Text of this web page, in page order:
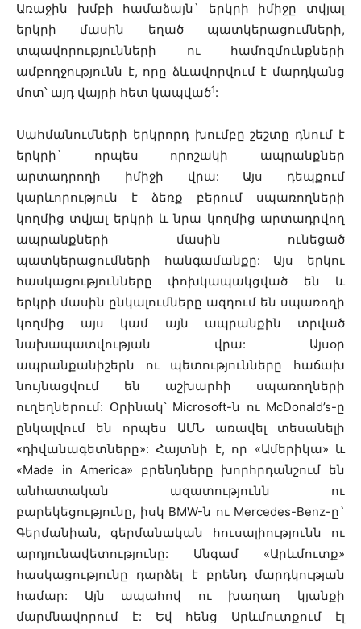
Առաջին խմբի համաձայն` երկրի իմիջը տվյալ
երկրի մասին եղած պատկերացումների,
տպավորությունների ու համոզմունքների
ամբողջությունն է, որը ձևավորվում է մարդկանց
մոտ՝ այդ վայրի հետ կապված1:
Սահմանումների երկրորդ խումբը շեշտը դնում է
երկրի` որպես որոշակի ապրանքներ
արտադրողի իմիջի վրա: Այս դեպքում
կարևորություն է ձեռք բերում սպառողների
կողմից տվյալ երկրի և նրա կողմից արտադրվող
ապրանքների մասին ունեցած
պատկերացումների հանգամանքը: Այս երկու
հասկացությունները փոխկապակցված են և
երկրի մասին ընկալումները ազդում են սպառողի
կողմից այս կամ այն ապրանքին տրված
նախապատվության վրա: Այսօր
ապրանքանիշերն ու պետությունները հաճախ
նույնացվում են աշխարհի սպառողների
ուղեղներում: Օրինակ՝ Microsoft-ն ու McDonald’s-ը
ընկալվում են որպես ԱՄՆ առավել տեսանելի
«դիվանագետները»: Հայտնի է, որ «Ամերիկա» և
«Made in America» բրենդները խորհրդանշում են
անհատական ազատությունն ու
բարեկեցությունը, իսկ BMW-ն ու Mercedes-Benz-ը`
Գերմանիան, գերմանական հուսալիությունն ու
արդյունավետությունը: Անգամ «Արևմուտք»
հասկացությունը դարձել է բրենդ մարդկության
համար: Այն ապահով ու խաղաղ կյանքի
մարմնավորում է: Եվ հենց Արևմուտքում էլ